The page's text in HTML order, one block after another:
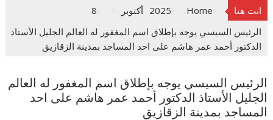
انت هنا Home
2025 أكتوبر
8
الرئيس السيسي يوجه بإطلاق اسم المغفور له العالم الجليل الأستاذ
الدكتور أحمد عمر هاشم على احد المساجد بمدينة الزقازيق
الرئيس السيسي يوجه بإطلاق اسم المغفور له العالم
الجليل الأستاذ الدكتور أحمد عمر هاشم على احد
المساجد بمدينة الزقازيق